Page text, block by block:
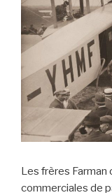
Les frères
commerciales de